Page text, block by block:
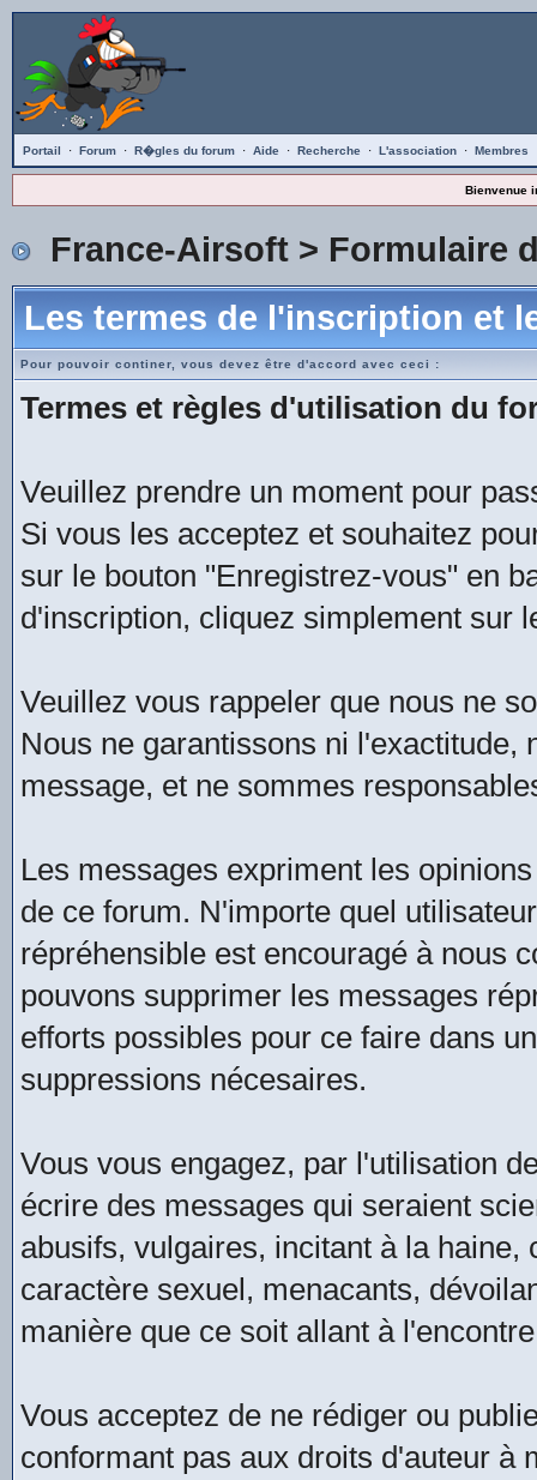
Portail · Forum · R�gles du forum · Aide · Recherche · L'association · Membres
Bienvenue
France-Airsoft> Formulaire
Les termes de l'inscription et
Pour pouvoir continer, vous devez être d'accord avec ceci :
Termes et règles d'utilisation du
Veuillez prendre un moment pour
Si vous les acceptez et souhaitez
sur le bouton "Enregistrez-vous" en
d'inscription, cliquez simplement sur
Veuillez vous rappeler que nous ne
Nous ne garantissons ni l'exactitude,
message, et ne sommes
Les messages expriment les
de ce forum. N'importe quel
répréhensible est encouragé à nous
pouvons supprimer les messages
efforts possibles pour ce faire dans
suppressions nécesaires.
Vous vous engagez, par l'utilisation
écrire des messages qui seraient
abusifs, vulgaires, incitant à la
caractère sexuel, menacants,
manière que ce soit allant à
Vous acceptez de ne rédiger ou
conformant pas aux droits d'auteur à